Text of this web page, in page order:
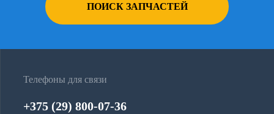
ПОИСК ЗАПЧАСТЕЙ
Телефоны для связи
+375 (29) 800-07-36